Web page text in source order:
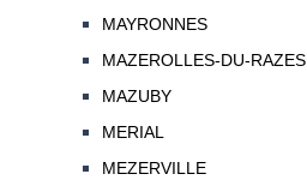
MAYRONNES
MAZEROLLES-DU-RAZES
MAZUBY
MERIAL
MEZERVILLE